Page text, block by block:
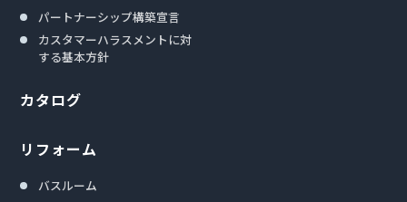
パートナーシップ構築宣言
カスタマーハラスメントに対
する基本方針
カタログ
リフォーム
バスルーム